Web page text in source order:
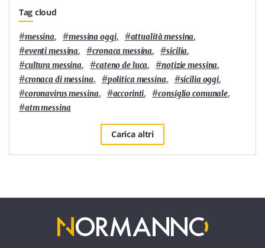
Tag cloud
#messina, #messina oggi, #attualità messina,
#eventi messina, #cronaca messina, #sicilia,
#cultura messina, #cateno de luca, #notizie messina,
#cronaca di messina, #politica messina, #sicilia oggi,
#coronavirus messina, #accorinti, #consiglio comunale,
#atm messina
Carica altri